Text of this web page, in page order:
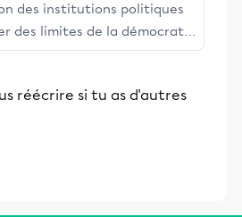
des institutions politiques
des limites de la démocratie
réécrire si tu as d'autres